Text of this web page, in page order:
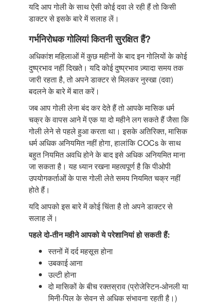
यदि आप गोली के साथ ऐसी कोई दवा ले रही हैं तो किसी
डाक्टर से इसके बारे में सलाह लें।
गर्भनिरोधक गोलियां कितनी सुरक्षित हैं?
अधिकांश महिलाओं में कुछ महीनों के बाद इन गोलियों के कोई
दुष्प्रभाव नहीं दिखते। यदि कोई दुष्प्रभाव ज़्यादा समय तक
जारी रहता है, तो अपने डाक्टर से मिलकर नुस्खा (दवा)
बदलने के बारे में बात करें।
जब आप गोली लेना बंद कर देते हैं तो आपके मासिक धर्म
चक्र के वापस आने में एक या दो महीने लग सकते हैं जैसा कि
गोली लेने से पहले हुआ करता था। इसके अतिरिक्त, मासिक
धर्म अधिक अनियमित नहीं होगा, हालांकि COCs के साथ
बहुत नियमित अवधि होने के बाद इसे अधिक अनियमित माना
जा सकता है। यह ध्यान रखना महत्वपूर्ण है कि पीओपी
उपयोगकर्ताओं के पास गोली लेते समय नियमित चक्र नहीं
होते हैं।
यदि आपको इस बारे में कोई चिंता है तो अपने डाक्टर से
सलाह लें।
पहले दो-तीन महीने आपको ये परेशानियांहो सकती हैं:
स्तनों में दर्द महसूस होना
उबकाई आना
उल्टी होना
दो मासिकों के बीच रक्तस्राव (प्रोजेस्टिन-ओनली या
मिनी-पिल के सेवन से अधिक संभावना रहती है।)